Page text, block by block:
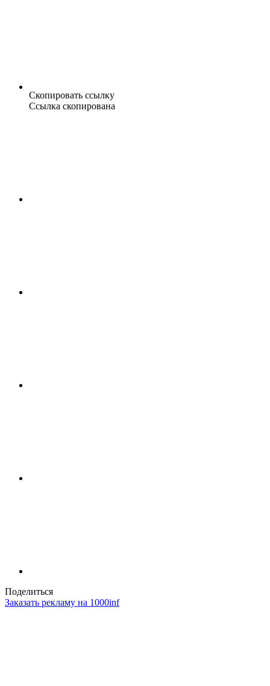
Скопировать ссылку
Ссылка скопирована
Поделиться
Заказать рекламу на 1000inf